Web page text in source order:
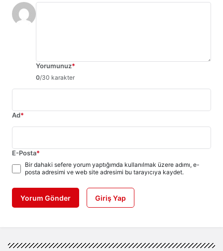
Yorumunuz*
0/30 karakter
Ad*
E-Posta*
Bir dahaki sefere yorum yaptığımda kullanılmak üzere adımı, e-
posta adresimi ve web site adresimi bu tarayıcıya kaydet.
Yorum Gönder Giriş Yap